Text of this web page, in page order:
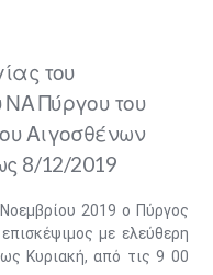
του
Πύργου του
Αιγοσθένων
8/12/2019
2019 ο Πύργος
με ελεύθερη
Κυριακή, από τις 9 00